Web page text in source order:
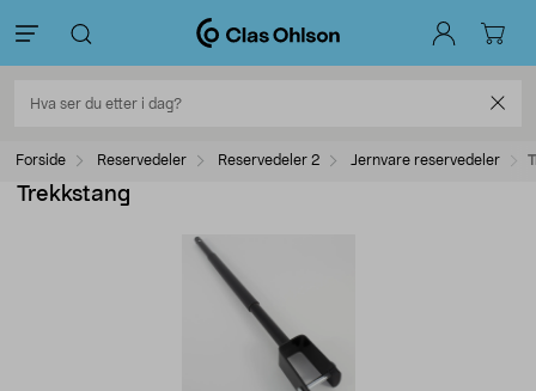
Forside Reservedeler Reservedeler 2 Jernvare reservedeler
Trekkstang